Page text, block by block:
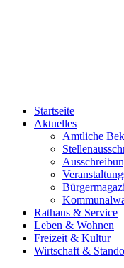
Startseite
Aktuelles
Amtliche
Rathaus & Service
Leben & Wohnen
Freizeit & Kultur
Wirtschaft &